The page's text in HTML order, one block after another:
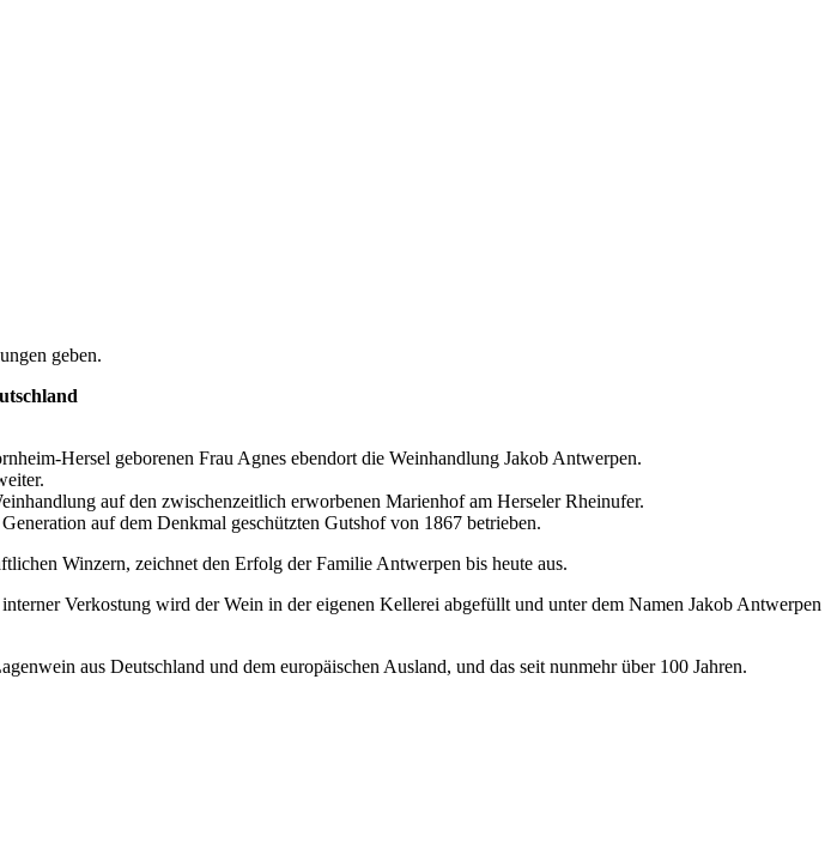
geben.
Hersel geborenen Frau Agnes ebendort die Weinhandlung Jakob Antwerpen.
auf den zwischenzeitlich erworbenen Marienhof am Herseler Rheinufer.
auf dem Denkmal geschützten Gutshof von 1867 betrieben.
Winzern, zeichnet den Erfolg der Familie Antwerpen bis heute aus.
Verkostung wird der Wein in der eigenen Kellerei abgefüllt und unter dem Namen Jakob Antwerpen
aus Deutschland und dem europäischen Ausland, und das seit nunmehr über 100 Jahren.